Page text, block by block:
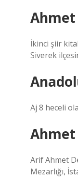
İkinci şiir
Siverek
Aj 8 heceli
Arif Ahmet
Mezarlığı,